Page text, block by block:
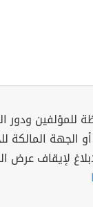
للمؤلفين ودور
الجهة المالكة
لإيقاف عرض